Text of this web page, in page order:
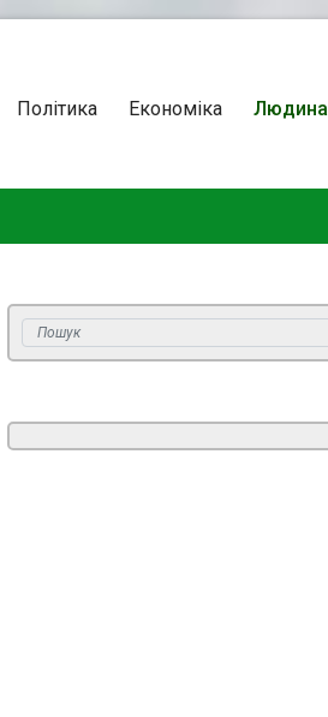
Політика Економіка Людина